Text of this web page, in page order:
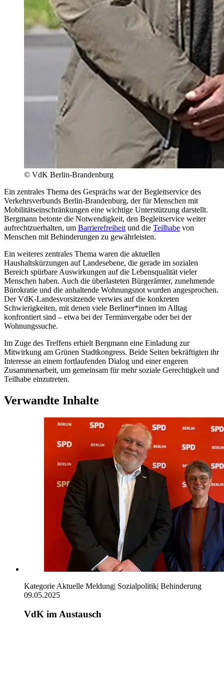
© VdK Berlin-Brandenburg
Ein zentrales Thema des Gesprächs war der Begleitservice des
Verkehrsverbunds Berlin-Brandenburg, der für Menschen mit
Mobilitätseinschränkungen eine wichtige Unterstützung darstellt.
Bergmann betonte die Notwendigkeit, den Begleitservice weiter
aufrechtzuerhalten, um Barrierefreiheit und die Teilhabe von
Menschen mit Behinderungen zu gewährleisten.
Ein weiteres zentrales Thema waren die aktuellen
Haushaltskürzungen auf Landesebene, die gerade im sozialen
Bereich spürbare Auswirkungen auf die Lebensqualität vieler
Menschen haben. Auch die überlasteten Bürgerämter, zunehmende
Bürokratie und die anhaltende Wohnungsnot wurden angesprochen.
Der VdK-Landesvorsitzende verwies auf die konkreten
Schwierigkeiten, mit denen viele Berliner*innen im Alltag
konfrontiert sind – etwa bei der Terminvergabe oder bei der
Wohnungssuche.
Im Zuge des Treffens erhielt Bergmann eine Einladung zur
Mitwirkung am Grünen Stadtkongress. Beide Seiten bekräftigten ihr
Interesse an einem fortlaufenden Dialog und einer engeren
Zusammenarbeit, um gemeinsam für mehr soziale Gerechtigkeit und
Teilhabe einzutreten.
Verwandte Inhalte
Kategorie Aktuelle Meldung| Sozialpolitik| Behinderung
09.05.2025
VdK im Austausch